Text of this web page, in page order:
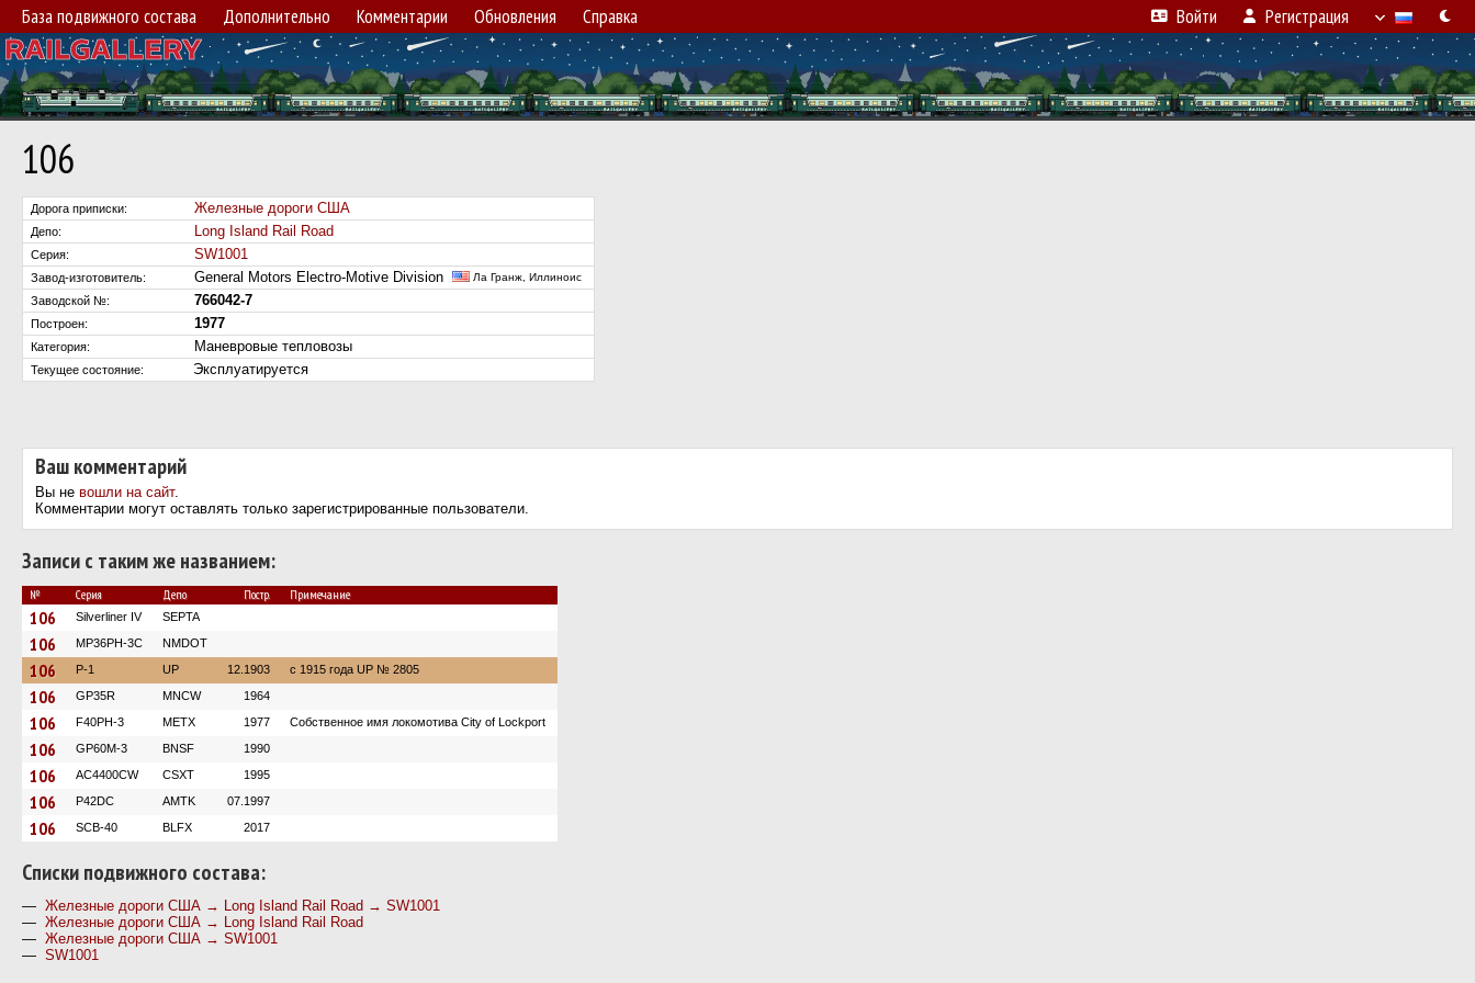
База подвижного состава Дополнительно Комментарии Обновления Справка Войти Регистрация
106
Дорога приписки: Железные дороги США
Депо: Long Island Rail Road
Серия: SW1001
Завод-изготовитель: General Motors Electro-Motive Division Ла Гранж, Иллиноис
Заводской №: 766042-7
Построен: 1977
Категория: Маневровые тепловозы
Текущее состояние: Эксплуатируется
Ваш комментарий
Вы не вошли на сайт.
Комментарии могут оставлять только зарегистрированные пользователи.
Записи с таким же названием:
№ Серия Депо Постр. Примечание
106 Silverliner IV SEPTA
106 MP36PH-3C NMDOT
106 P-1 UP 12.1903 c 1915 года UP № 2805
106 GP35R MNCW 1964
106 F40PH-3 METX 1977 Собственное имя локомотива City of Lockport
106 GP60M-3 BNSF 1990
106 AC4400CW CSXT 1995
106 P42DC AMTK 07.1997
106 SCB-40 BLFX 2017
Cписки подвижного состава:
— Железные дороги США → Long Island Rail Road → SW1001
— Железные дороги США → Long Island Rail Road
— Железные дороги США → SW1001
— SW1001